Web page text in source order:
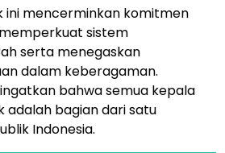
ini mencerminkan komitmen
sistem
serta menegaskan
dalam keberagaman.
bahwa semua kepala
adalah bagian dari satu
Indonesia.